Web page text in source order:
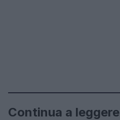
Continua a leggere